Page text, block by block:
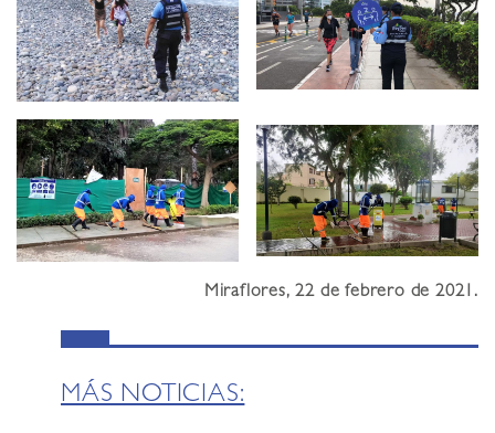
Miraflores, 22 de febrero de 2021.
MÁS NOTICIAS: